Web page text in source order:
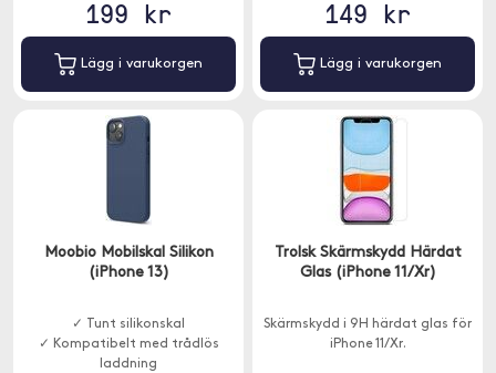
199 kr
Lägg i varukorgen
149 kr
Lägg i varukorgen
Moobio Mobilskal Silikon
(iPhone 13)
✓ Tunt silikonskal
✓ Kompatibelt med trådlös
laddning
Trolsk Skärmskydd Härdat
Glas (iPhone 11/Xr)
Skärmskydd i 9H härdat glas för
iPhone 11/Xr.